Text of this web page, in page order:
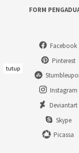
FORM
Facebook
Pinterest
Instagram
Deviantart
Skype
Picassa
tutup